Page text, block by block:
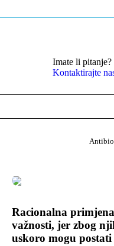
Imate li pitanje?
Kontaktirajte
Racionalna
važnosti, jer zbog
uskoro mogu